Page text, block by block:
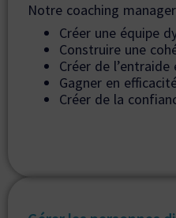
Notre coaching
Créer une équipe
Construire une
Créer de
Gagner en
Créer de la